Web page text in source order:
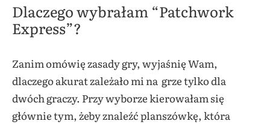
Dlaczego wybrałam “Patchwork
Express”?
Zanim omówię zasady gry, wyjaśnię Wam,
dlaczego akurat zależało mi na grze tylko dla
dwóch graczy. Przy wyborze kierowałam się
głównie tym, żeby znaleźć planszówkę, która